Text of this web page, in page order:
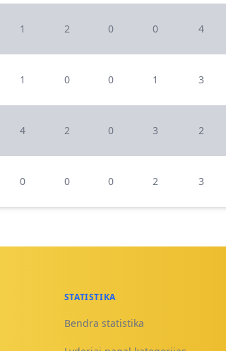
1 2 0 0 4
1 0 0 1 3
4 2 0 3 2
0 0 0 2 3
STATISTIKA
Bendra statistika